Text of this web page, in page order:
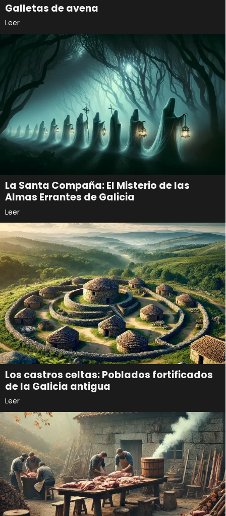
Galletas de avena
Leer
La Santa Compaña: El Misterio de las
Almas Errantes de Galicia
Leer
Los castros celtas: Poblados fortificados
de la Galicia antigua
Leer